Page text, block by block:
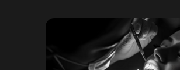
Детская стоматология